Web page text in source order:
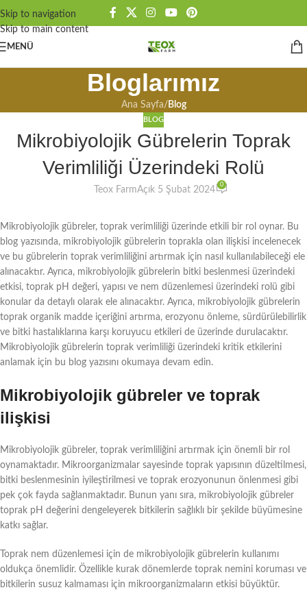
Skip to navigation
Skip to main content
MENÜ
Bloglarımız
Ana Sayfa/ Blog
BLOG
Mikrobiyolojik Gübrelerin Toprak
Verimliliği Üzerindeki Rolü
Teox FarmAçık 5 Şubat 2024
0
Mikrobiyolojik gübreler, toprak verimliliği üzerinde etkili bir rol oynar. Bu
blog yazısında, mikrobiyolojik gübrelerin toprakla olan ilişkisi incelenecek
ve bu gübrelerin toprak verimliliğini artırmak için nasıl kullanılabileceği ele
alınacaktır. Ayrıca, mikrobiyolojik gübrelerin bitki beslenmesi üzerindeki
etkisi, toprak pH değeri, yapısı ve nem düzenlemesi üzerindeki rolü gibi
konular da detaylı olarak ele alınacaktır. Ayrıca, mikrobiyolojik gübrelerin
toprak organik madde içeriğini artırma, erozyonu önleme, sürdürülebilirlik
ve bitki hastalıklarına karşı koruyucu etkileri de üzerinde durulacaktır.
Mikrobiyolojik gübrelerin toprak verimliliği üzerindeki kritik etkilerini
anlamak için bu blog yazısını okumaya devam edin.
Mikrobiyolojik gübreler ve toprak
ilişkisi
Mikrobiyolojik gübreler, toprak verimliliğini artırmak için önemli bir rol
oynamaktadır. Mikroorganizmalar sayesinde toprak yapısının düzeltilmesi,
bitki beslenmesinin iyileştirilmesi ve toprak erozyonunun önlenmesi gibi
pek çok fayda sağlanmaktadır. Bunun yanı sıra, mikrobiyolojik gübreler
toprak pH değerini dengeleyerek bitkilerin sağlıklı bir şekilde büyümesine
katkı sağlar.
Toprak nem düzenlemesi için de mikrobiyolojik gübrelerin kullanımı
oldukça önemlidir. Özellikle kurak dönemlerde toprak nemini koruması ve
bitkilerin susuz kalmaması için mikroorganizmaların etkisi büyüktür.